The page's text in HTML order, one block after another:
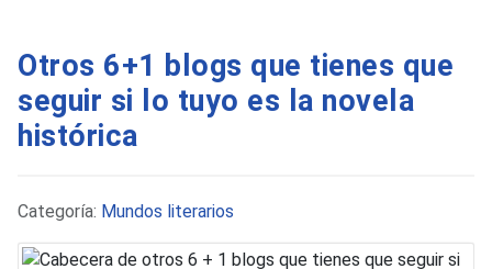
Otros 6+1 blogs que tienes que
seguir si lo tuyo es la novela
histórica
Detalles
Categoría: Mundos literarios